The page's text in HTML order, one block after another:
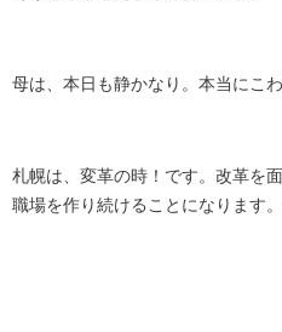
母は、本日も静かなり。本当にこ
札幌は、変革の時！です。改革を
職場を作り続けることになります